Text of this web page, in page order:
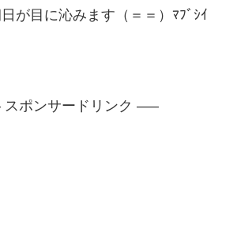
が目に沁みます（＝＝）ﾏﾌﾞｼｲ
ポンサードリンク —–